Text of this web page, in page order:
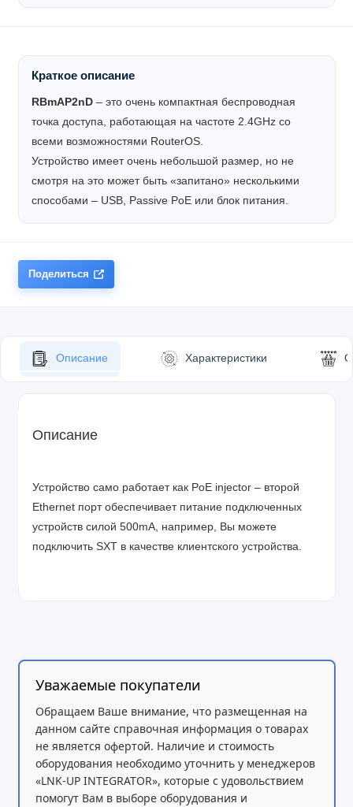
Краткое описание
RBmAP2nD– это очень компактная беспроводная
точка доступа, работающая на частоте 2.4GHz со
всеми возможностями RouterOS.
Устройство имеет очень небольшой размер, но не
смотря на это может быть «запитано» несколькими
способами – USB, Passive PoE или блок питания.
Поделиться
Описание Характеристики
Описание
Устройство само работает как PoE injector – второй
Ethernet порт обеспечивает питание подключенных
устройств силой 500mA, например, Вы можете
подключить SXT в качестве клиентского устройства.
Уважаемые покупатели
Обращаем Ваше внимание, что размещенная на
данном сайте справочная информация о товарах
не является офертой. Наличие и стоимость
оборудования необходимо уточнить у менеджеров
«LNK-UP INTEGRATOR», которые с удовольствием
помогут Вам в выборе оборудования и